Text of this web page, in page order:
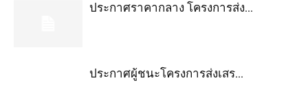
ประกาศราคากลาง โครงการส่ง...
ประกาศผู้ชนะโครงการส่งเสร...